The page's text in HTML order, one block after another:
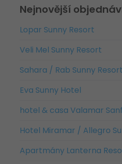
Nejnovější
Lopar Sunny Resort
Veli Mel Sunny Resort
Sahara / Rab Sunny Resort
Eva Sunny Hotel
hotel & casa Valamar
Hotel Miramar / Allegro
Apartmány Lanterna